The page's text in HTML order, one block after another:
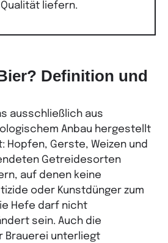
liefern.
Definition und
ausschließlich aus
Anbau hergestellt
Hopfen, Gerste, Weizen und
Getreidesorten
auf denen keine
oder Kunstdünger zum
Hefe darf nicht
sein. Auch die
Brauerei unterliegt